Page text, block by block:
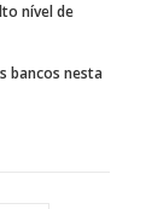
nível de
bancos nesta